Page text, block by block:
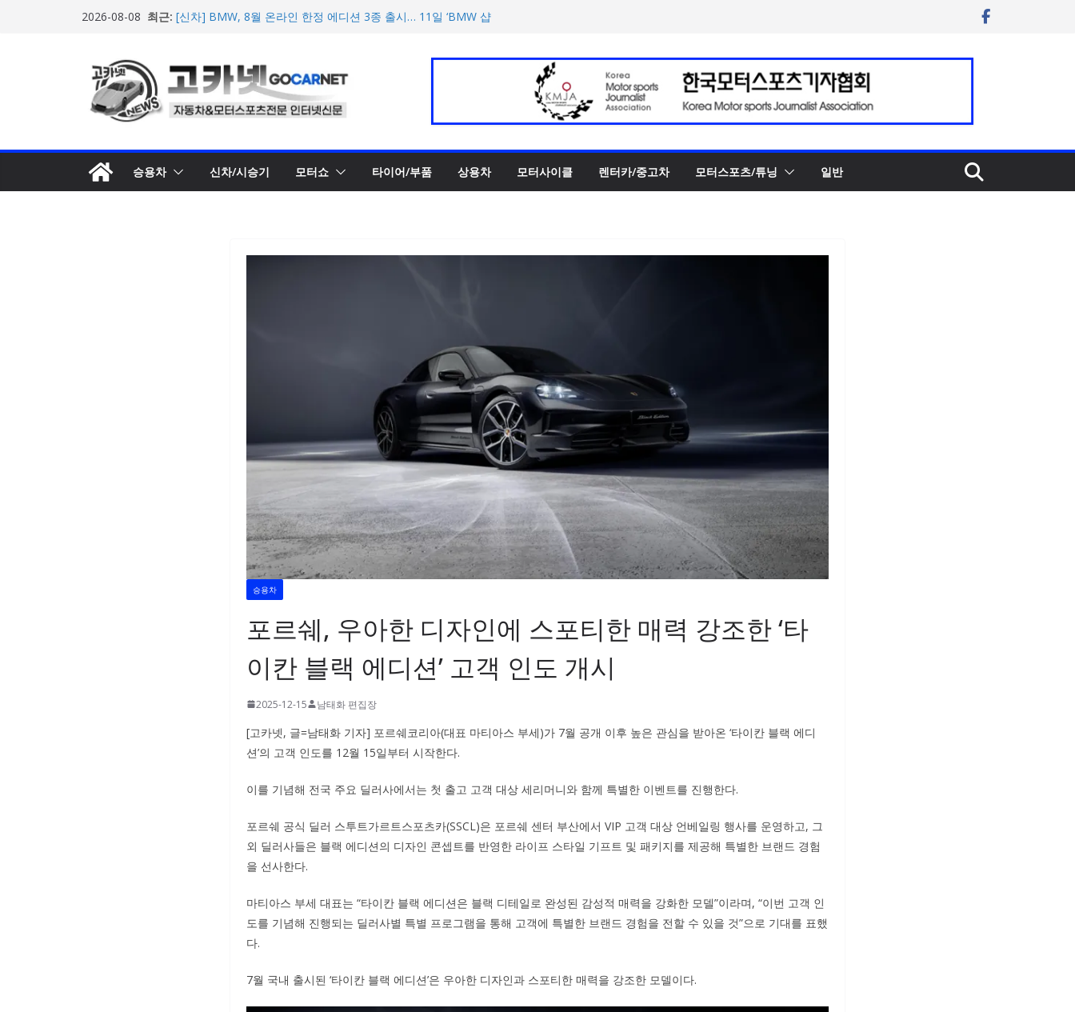
2026-08-08 최근: [신차] BMW, 8월 온라인 한정 에디션 3종 출시… 11일 ‘BMW 샵
엔진’ 공개
벤틀리서울, 광주 신세계백화점에서 호남지역 최초 브랜드 팝업
오픈
BMW 레이디스 챔피언십 2026, 다양한 티켓 패키지 선보이며 본
승용차 신차/시승기 모터쇼 타이어/부품 상용차 모터사이클 렌터카/중고차 모터스포츠/튜닝 일반
승용차
포르쉐, 우아한 디자인에 스포티한 매력 강조한 ‘타
이칸 블랙 에디션’ 고객 인도 개시
2025-12-15 남태화 편집장
[고카넷, 글=남태화 기자] 포르쉐코리아(대표 마티아스 부세)가 7월 공개 이후 높은 관심을 받아온 ‘타이칸 블랙 에디
션’의 고객 인도를 12월 15일부터 시작한다.
이를 기념해 전국 주요 딜러사에서는 첫 출고 고객 대상 세리머니와 함께 특별한 이벤트를 진행한다.
포르쉐 공식 딜러 스투트가르트스포츠카(SSCL)은 포르쉐 센터 부산에서 VIP 고객 대상 언베일링 행사를 운영하고, 그
외 딜러사들은 블랙 에디션의 디자인 콘셉트를 반영한 라이프 스타일 기프트 및 패키지를 제공해 특별한 브랜드 경험
을 선사한다.
마티아스 부세 대표는 “타이칸 블랙 에디션은 블랙 디테일로 완성된 감성적 매력을 강화한 모델”이라며, “이번 고객 인
도를 기념해 진행되는 딜러사별 특별 프로그램을 통해 고객에 특별한 브랜드 경험을 전할 수 있을 것”으로 기대를 표했
다.
7월 국내 출시된 ‘타이칸 블랙 에디션’은 우아한 디자인과 스포티한 매력을 강조한 모델이다.